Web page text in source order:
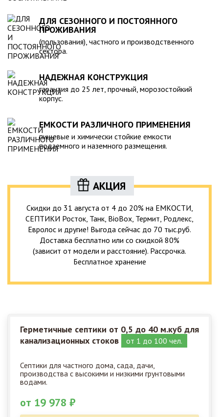
ДЛЯ СЕЗОННОГО И ПОСТОЯННОГО
ПРОЖИВАНИЯ
(пользования), частного и производственного
сектора.
НАДЕЖНАЯ КОНСТРУКЦИЯ
гарантия до 25 лет, прочный, морозостойкий
корпус.
ЕМКОСТИ РАЗЛИЧНОГО ПРИМЕНЕНИЯ
пищевые и химически стойкие емкости
подземного и наземного размещения.
АКЦИЯ
Скидки до 31 августа от 4 до 20% на ЕМКОСТИ,
СЕПТИКИ Росток, Танк, BioBox, Термит, Родлекс,
Евролос и другие! Выгода сейчас до 70 тыс.руб.
Доставка бесплатно или со скидкой 80%
(зависит от модели и расстояние). Рассрочка.
Бесплатное хранение
Герметичные септики от 0,5 до 40 м.куб для
канализационных стоков
от 1 до 100 чел.
Септики для частного дома, сада, дачи,
производства с высокими и низкими грунтовыми
водами.
от 19 978 ₽